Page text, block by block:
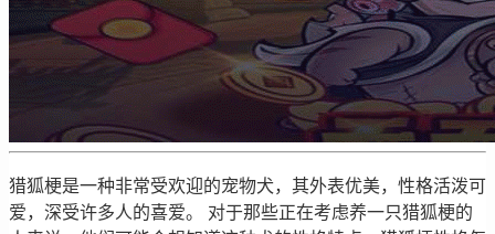
猎狐梗是一种非常受欢迎的宠物犬，其外表优美，性格活泼可
爱，深受许多人的喜爱。 对于那些正在考虑养一只猎狐梗的